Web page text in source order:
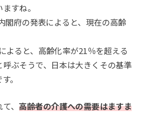
すね。
閣府の発表によると、現在の高齢
よると、高齢化率が21％を超える
呼ぶそうで、日本は大きくその基準
。
、 高齢者の介護への需要はますま